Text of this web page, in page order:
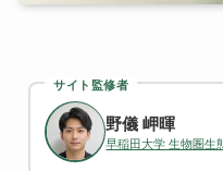
サイト監修者
野儀 岬暉
早稲田大学 生物圏生